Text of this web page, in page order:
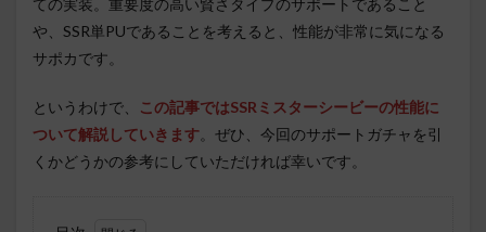
や、SSR単PUであることを考えると、性能が非常に気になる
サポカです。
というわけで、
この記事ではSSRミスターシービーの性能に
ついて解説していきます。ぜひ、今回のサポートガチャを引
くかどうかの参考にしていただければ幸いです。